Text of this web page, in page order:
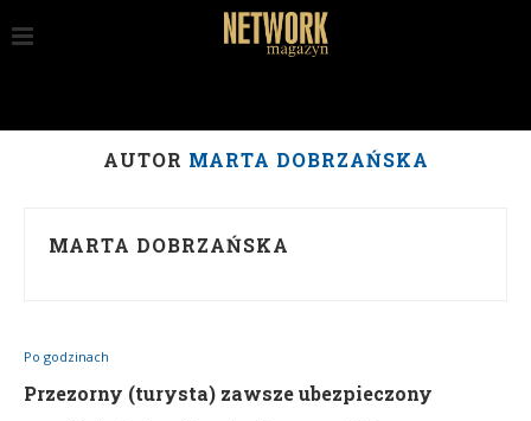
AUTOR MARTA DOBRZAŃSKA
MARTA DOBRZAŃSKA
Po godzinach
Przezorny (turysta) zawsze ubezpieczony